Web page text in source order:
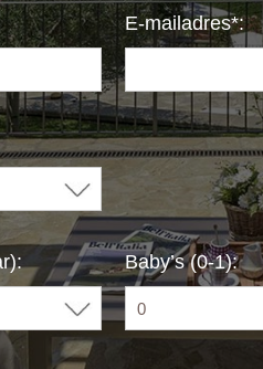
E-mailadres*:
Baby’s (0-1):